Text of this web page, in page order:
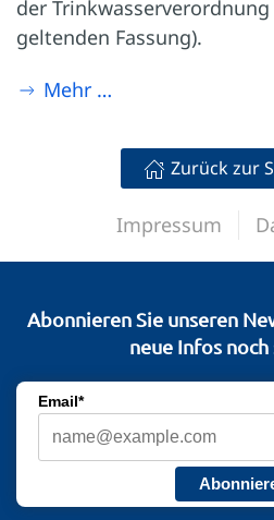
der
geltenden Fassung).
Mehr …
Zurück zur
Impressum
Abonnieren Sie unseren
neue Infos
Email*